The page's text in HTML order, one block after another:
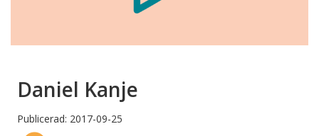
Daniel Kanje
Publicerad: 2017-09-25